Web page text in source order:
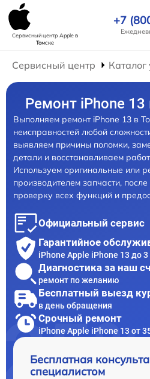
Сервисный центр Appleв
Томске
+7
Сервисный центр Каталог
Ремонт iPhone 13
Выполняем ремонт iPhone 13 в
неисправностей любой
выявляем причины поломки,
детали и восстанавливаем
Используем оригинальные или
производителем запчасти,
проверку всех функций и
Официальный сервис
Гарантийное
iPhone Apple iPhone 13 до 3
Диагностика за наш
ремонт по желанию
Бесплатный выезд
в день обращения
Срочный ремонт
iPhone Apple iPhone 13 от
Бесплатная
специалистом